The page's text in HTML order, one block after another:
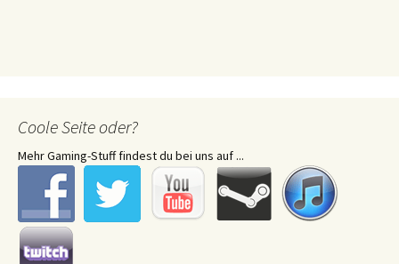
Coole Seite oder?
Mehr Gaming-Stuff findest du bei uns auf ...